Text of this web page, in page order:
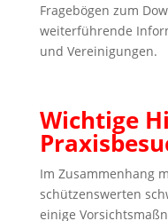
Fragebögen zum
weiterführende
und Vereinigungen.
Wichtige
Im Zusammenhang
schützenswerten
einige